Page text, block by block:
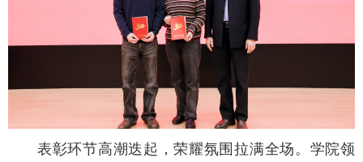
表彰环节高潮迭起，荣耀氛围拉满全场。学院领